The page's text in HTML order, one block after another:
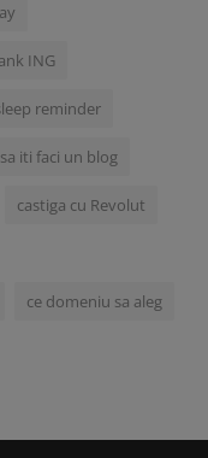
ING
reminder
iti faci un blog
castiga cu Revolut
ce domeniu sa aleg